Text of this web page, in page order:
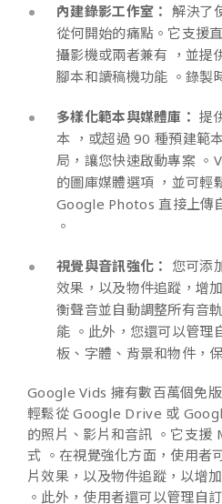
內建錄影工作室： 解決了
從何開始的痛點。它支援
攝影機或兩者兼有 ，並提
腳本和讀稿機功能 。錄製
多樣化範本與媒體庫： 提
本 ，或超過 90 種預建範
局，讓您快速啟動專案 。
的圖庫媒體選項 ，並可
Google Photos 直接上傳
。
視覺與音訊強化： 您可添
效果，以及物件追蹤，增
衡聲音並自動調整所有音
能 。此外，您還可以管理
板、字體、背景和物件，
Google Vids 擁有數百萬個免
輕鬆從 Google Drive 或
的照片、影片和音訊 。它支援
式 。在視覺強化方面，使用者
片效果，以及物件追蹤，以增
。此外，使用者還可以管理自